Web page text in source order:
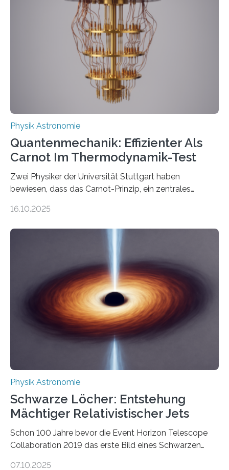
der Forschung der Quantentheorie, die dieses Jahr 100
Jahre alt geworden ist, weshalb die UNESCO 2025 zum
Internationalen Jahr der Quantenwissenschaft und -
technologie ausgerufen hat. Doch nun hat eine
internationale Forschungsgruppe um den
Physik Astronomie
Quantenmechanik: Effizienter Als
Carnot Im Thermodynamik-Test
Zwei Physiker der Universität Stuttgart haben
bewiesen, dass das Carnot-Prinzip, ein zentrales
Größenordnung von Atomen gilt, deren physikalische
Quantenmotoren voranbringen. Das
Wissenschaftsjournal Science Advances veröffentlichte
die Herleitung. (DOI: 10.1126/sciadv.adw8462)
Verbrennungsmotoren oder Dampfturbinen sind
Wärmekraftmaschinen: Sie wandeln thermische
Energie in mechanische Bewegung um – oder anders
ausgedrückt, Wärme in Bewegung. In
quantenmechanischen Experimenten ist es in den…
16.10.2025
Physik Astronomie
Schwarze Löcher: Entstehung
Mächtiger Relativistischer Jets
Schon 100 Jahre bevor die Event Horizon Telescope
Collaboration 2019 das erste Bild eines Schwarzen
07.10.2025